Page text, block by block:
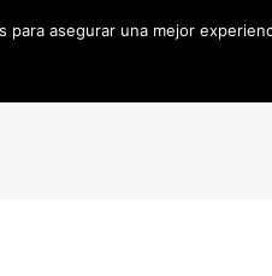
para asegurar una mejor